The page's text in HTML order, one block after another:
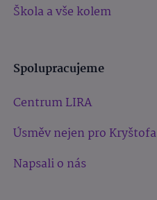
Škola a vše kolem
Spolupracujeme
Centrum LIRA
Úsměv nejen pro Kryštofa
Napsali o nás